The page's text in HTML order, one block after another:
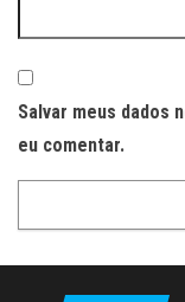
Salvar meus dados
eu comentar.